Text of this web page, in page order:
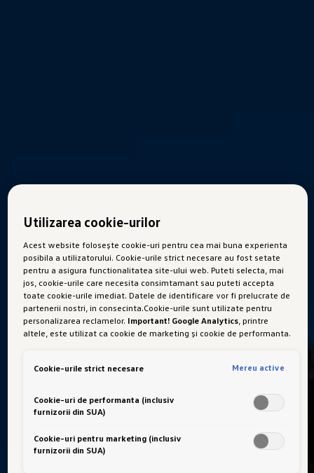
Utilizarea cookie-urilor
Acest website folosește cookie-uri pentru cea mai buna experienta
posibila a utilizatorului. Cookie-urile strict necesare au fost setate
pentru a asigura functionalitatea site-ului web. Puteti selecta, mai
jos, cookie-urile care necesita consimtamant sau puteti accepta
toate cookie-urile imediat. Datele de identificare vor fi prelucrate de
partenerii nostri, in consecinta.Cookie-urile sunt utilizate pentru
personalizarea reclamelor. Important! Google Analytics , printre
altele, este utilizat ca cookie de marketing și cookie de performanta.
datelor decat Uniunea Europeana. Prin urmare, nu poate fi exclus ca
legislatiei actuale. Ca urmare, interferenta cu drepturile și libertatile
dumneavoastra personale nu poate fi exclusa.
Daca autorizati
performanta, sunteti de acord, in mod expres, cu acest transfer de
date, in conformitate cu articolul 49 alineatul (1) litera (a) GDPR.
Aveti libertatea de a oferi, de a refuza sau de a retrage
Cookie-urile strict necesare Mereu active
Cookie-uri de performanta (inclusiv
furnizorii din SUA)
Cookie-uri pentru marketing (inclusiv
furnizorii din SUA)